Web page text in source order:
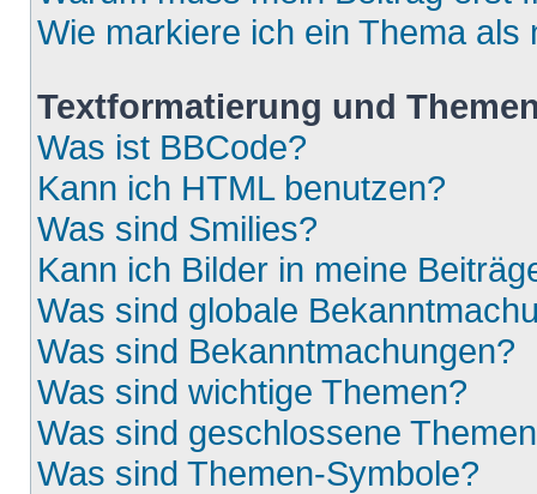
Wie markiere ich ein Thema als
Textformatierung und
Was ist BBCode?
Kann ich HTML benutzen?
Was sind Smilies?
Kann ich Bilder in meine
Was sind globale
Was sind Bekanntmachungen?
Was sind wichtige Themen?
Was sind geschlossene
Was sind Themen-Symbole?